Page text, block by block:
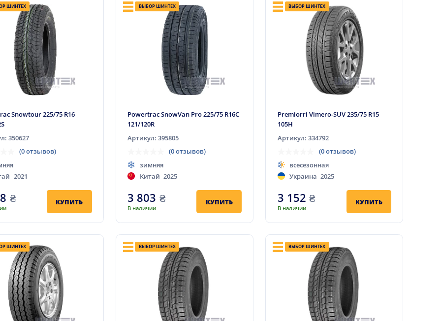
ШИНТЕХ
Snowtour 225/75 R16
350627
(0 отзывов)
2021
₴ КУПИТЬ
ВЫБОР ШИНТЕХ
Powertrac SnowVan Pro 225/75 R16C
121/120R
Артикул: 395805
(0 отзывов)
зимняя
Китай 2025
3 803 ₴
В наличии
КУПИТЬ
ВЫБОР ШИНТЕХ
Premiorri Vimero-SUV 235/75 R15
105H
Артикул: 334792
(0 отзывов)
всесезонная
Украина 2025
3 152 ₴
В наличии
КУПИТЬ
ШИНТЕХ ВЫБОР ШИНТЕХ ВЫБОР ШИНТЕХ